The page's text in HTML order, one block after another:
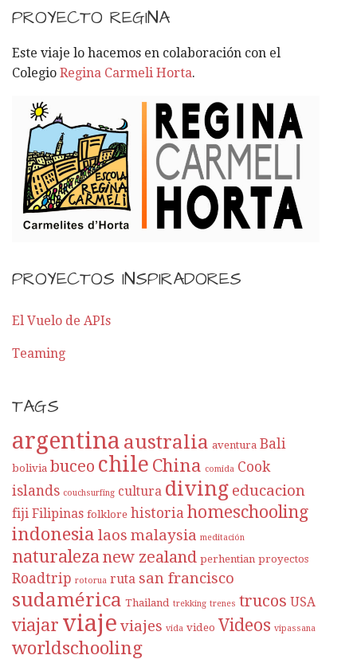
c
i
ó
o
r
n
t
r
a
d
a
C
R
:
PROYECTO REGINA
Este viaje lo hacemos en colaboración con el
Colegio Regina Carmeli Horta.
PROYECTOS INSPIRADORES
El Vuelo de APIs
Teaming
TAGS
argentina australia aventura Bali
bolivia buceo chile China comida Cook
islands couchsurfing cultura diving educacion
fiji Filipinas folklore historia homeschooling
indonesia laos malaysia meditación
naturaleza new zealand perhentian proyectos
Roadtrip rotorua ruta san francisco
sudamérica Thailand trekking trenes trucos USA
viajar viaje viajes vida video Videos vipassana
worldschooling